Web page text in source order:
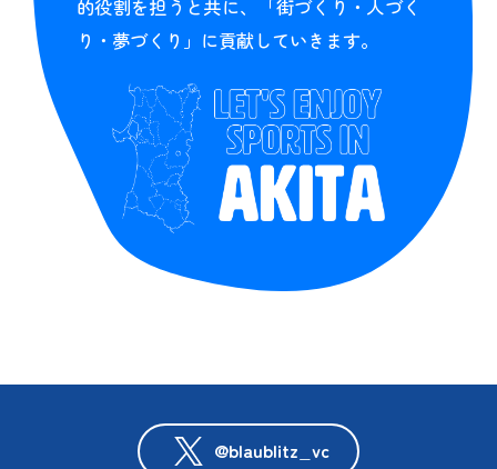
的役割を担うと共に、「街づくり・人づく
り・夢づくり」に貢献していきます。
@blaublitz_vc